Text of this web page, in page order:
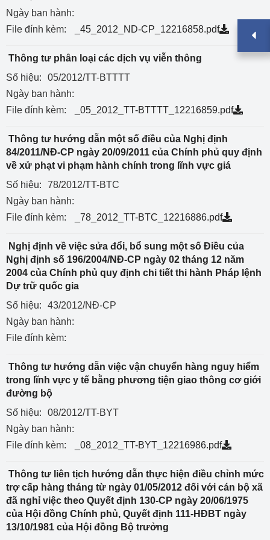
Ngày ban hành:
File đính kèm:
_45_2012_ND-CP_12216858.pdf
Thông tư phân loại các dịch vụ viễn thông
Số hiệu:
05/2012/TT-BTTTT
Ngày ban hành:
File đính kèm:
_05_2012_TT-BTTTT_12216859.pdf
Thông tư hướng dẫn một số điều của Nghị định
84/2011/NĐ-CP ngày 20/09/2011 của Chính phủ quy định
về xử phạt vi phạm hành chính trong lĩnh vực giá
Số hiệu:
78/2012/TT-BTC
Ngày ban hành:
File đính kèm:
_78_2012_TT-BTC_12216886.pdf
Nghị định về việc sửa đổi, bổ sung một số Điều của
Nghị định số 196/2004/NĐ-CP ngày 02 tháng 12 năm
2004 của Chính phủ quy định chi tiết thi hành Pháp lệnh
Dự trữ quốc gia
Số hiệu:
43/2012/NĐ-CP
Ngày ban hành:
File đính kèm:
Thông tư hướng dẫn việc vận chuyển hàng nguy hiểm
trong lĩnh vực y tế bằng phương tiện giao thông cơ giới
đường bộ
Số hiệu:
08/2012/TT-BYT
Ngày ban hành:
File đính kèm:
_08_2012_TT-BYT_12216986.pdf
Thông tư liên tịch hướng dẫn thực hiện điều chỉnh mức
trợ cấp hàng tháng từ ngày 01/05/2012 đối với cán bộ xã
đã nghỉ việc theo Quyết định 130-CP ngày 20/06/1975
của Hội đồng Chính phủ, Quyết định 111-HĐBT ngày
13/10/1981 của Hội đồng Bộ trưởng